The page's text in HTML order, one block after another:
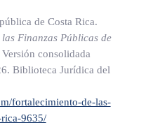
las potestades que se
de Costa Rica.
Finanzas Públicas de
consolidada
Biblioteca Jurídica del
fortalecimiento-de-las-
9635/